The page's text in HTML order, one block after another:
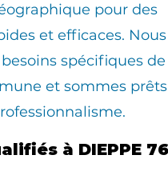
pour des
et efficaces. Nous
spécifiques
et sommes
à DIEPPE